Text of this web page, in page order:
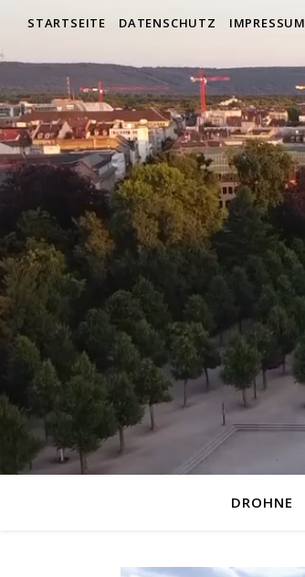
STARTSEITE DATENSCHUTZ IMPRESSUM
DROHNE